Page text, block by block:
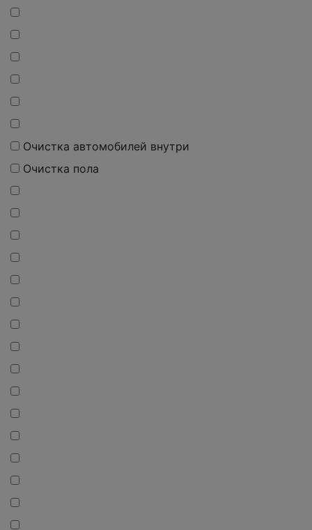
Очистка автомобилей внутри
Очистка пола